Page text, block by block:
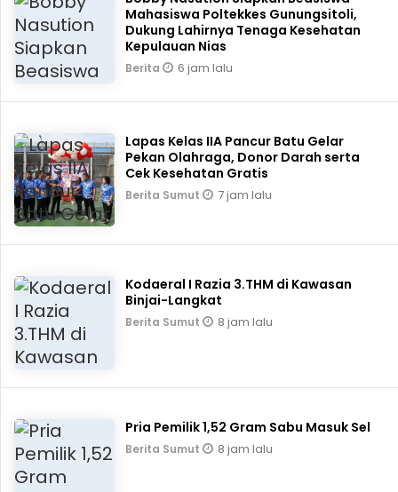
Mahasiswa Poltekkes Gunungsitoli,
Dukung Lahirnya Tenaga Kesehatan
Kepulauan Nias
Berita 6 jam lalu
Lapas Kelas IIA Pancur Batu Gelar
Pekan Olahraga, Donor Darah serta
Cek Kesehatan Gratis
Berita Sumut 7 jam lalu
Kodaeral I Razia 3.THM di Kawasan
Binjai-Langkat
Berita Sumut 8 jam lalu
Pria Pemilik 1,52 Gram Sabu Masuk Sel
Berita Sumut 8 jam lalu